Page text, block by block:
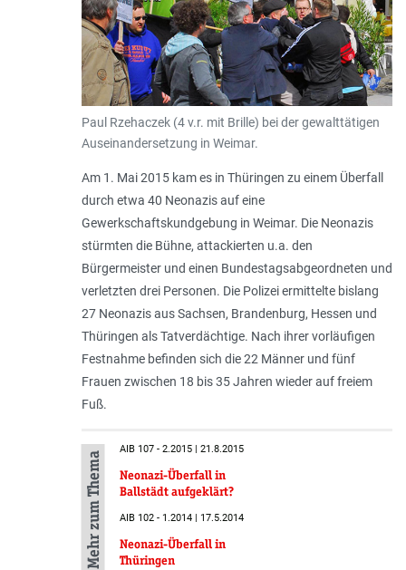
Paul Rzehaczek (4 v.r. mit Brille) bei der gewalttätigen
Auseinandersetzung in Weimar.
Am 1. Mai 2015 kam es in Thüringen zu einem Überfall
durch etwa 40 Neonazis auf eine
Gewerkschaftskundgebung in Weimar. Die Neonazis
stürmten die Bühne, attackierten u.a. den
Bürgermeister und einen Bundestagsabgeordneten und
verletzten drei Personen. Die Polizei ermittelte bislang
27 Neonazis aus Sachsen, Brandenburg, Hessen und
Thüringen als Tatverdächtige. Nach ihrer vorläufigen
Festnahme befinden sich die 22 Männer und fünf
Frauen zwischen 18 bis 35 Jahren wieder auf freiem
Fuß.
Mehr zum Thema
AIB 107 - 2.2015 | 21.8.2015
Neonazi-Überfall in
Ballstädt aufgeklärt?
AIB 102 - 1.2014 | 17.5.2014
Neonazi-Überfall in
Thüringen